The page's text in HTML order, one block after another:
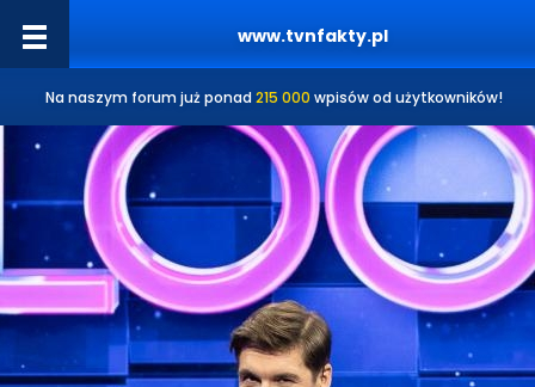
www.tvnfakty.pl
Na naszym forum już ponad 215 000 wpisów od użytkowników!